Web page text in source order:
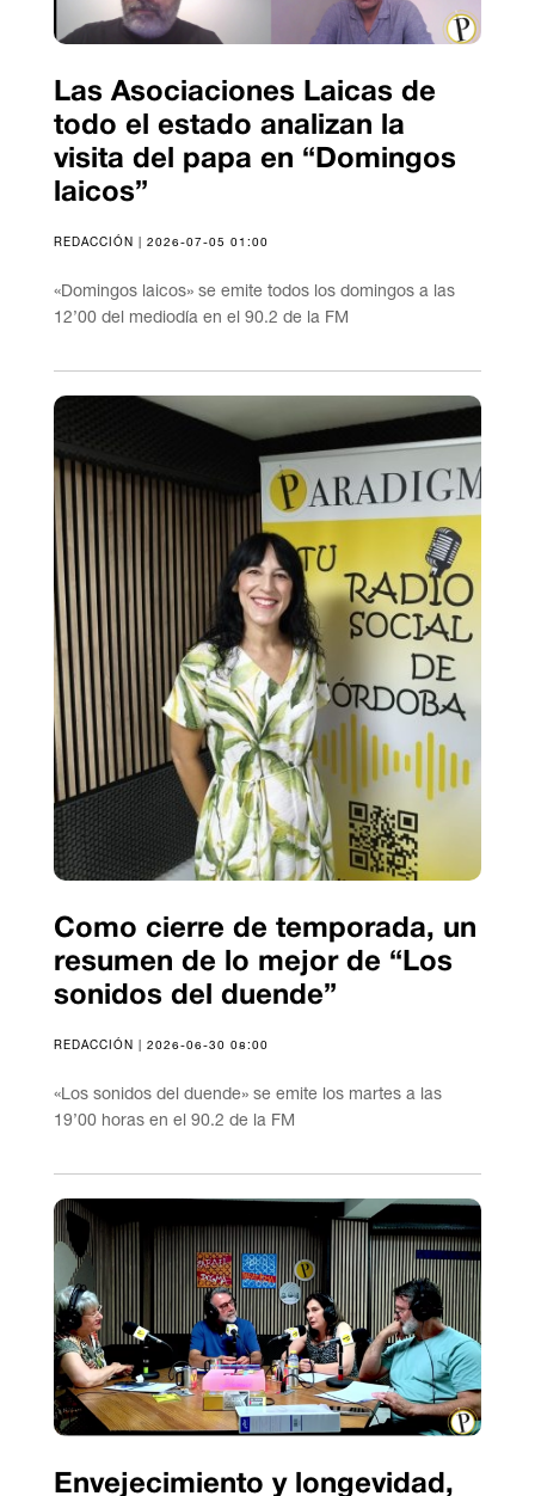
Las Asociaciones Laicas de
todo el estado analizan la
visita del papa en “Domingos
laicos”
REDACCIÓN | 2026-07-05 01:00
«Domingos laicos» se emite todos los domingos a las
12’00 del mediodía en el 90.2 de la FM
Como cierre de temporada, un
resumen de lo mejor de “Los
sonidos del duende”
REDACCIÓN | 2026-06-30 08:00
«Los sonidos del duende» se emite los martes a las
19’00 horas en el 90.2 de la FM
Envejecimiento y longevidad,